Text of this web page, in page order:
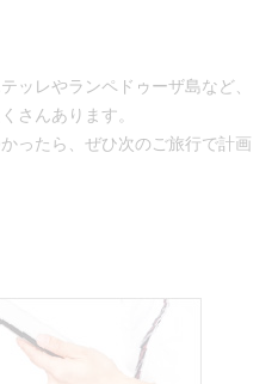
ッレやランペドゥーザ島など、
さんあります。
ったら、ぜひ次のご旅行で計画